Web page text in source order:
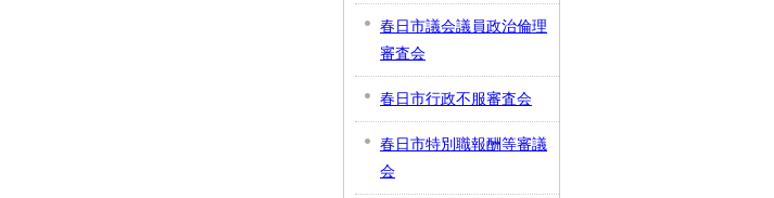
春日市議会議員政治倫理
審査会
春日市行政不服審査会
春日市特別職報酬等審議
会